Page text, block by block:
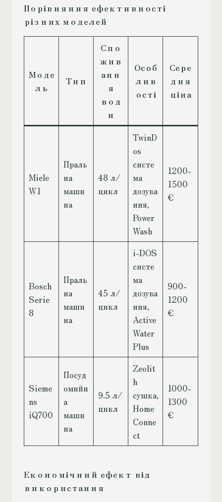
Порівняння ефективності
різних моделей
Моде
ль
Тип
Спо
жив
анн
я
вод
и
Особ
лив
ості
Сере
дня
ціна
Miele
W1
Праль
на
маши
на
48 л/
цикл
TwinD
os
систе
ма
дозува
ння,
Power
Wash
1200-
1500
€
Bosch
Serie
8
Праль
на
маши
на
45 л/
цикл
i-DOS
систе
ма
дозува
ння,
Active
Water
Plus
900-
1200
€
Sieme
ns
iQ700
Посуд
омийн
а
маши
на
9.5 л/
цикл
Zeolit
h
сушка,
Home
Conne
ct
1000-
1300
€
Економічний ефект від
використання